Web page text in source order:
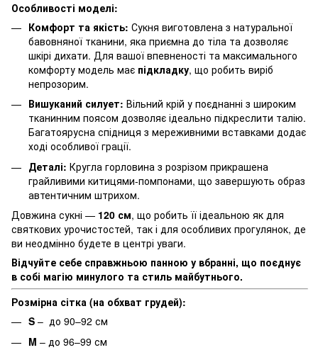
Особливості моделі:
Комфорт та якість: Сукня виготовлена з натуральної
бавовняної тканини, яка приємна до тіла та дозволяє
шкірі дихати. Для вашої впевненості та максимального
комфорту модель має підкладку, що робить виріб
непрозорим.
Вишуканий силует: Вільний крій у поєднанні з широким
тканинним поясом дозволяє ідеально підкреслити талію.
Багатоярусна спідниця з мереживними вставками додає
ході особливої грації.
Деталі: Кругла горловина з розрізом прикрашена
грайливими китицями-помпонами, що завершують образ
автентичним штрихом.
Довжина сукні — 120 см, що робить її ідеальною як для
святкових урочистостей, так і для особливих прогулянок, де
ви неодмінно будете в центрі уваги.
Відчуйте себе справжньою панною у вбранні, що поєднує
в собі магію минулого та стиль майбутнього.
Розмірна сітка (на обхват грудей):
S – до 90–92 см
M – до 96–99 см